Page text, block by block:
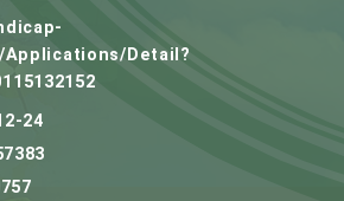
Detail?
24